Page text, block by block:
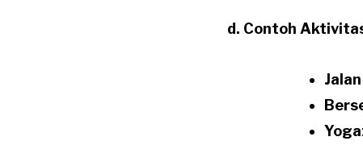
d. Contoh
Yoga